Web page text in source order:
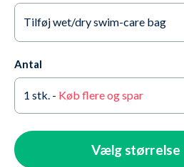
Small
Large
X-Large
XX-Large
Tilføj wet/dry swim-care bag
Nej tak
Antal
1 stk. - Køb flere og spar
Vælg størrelse